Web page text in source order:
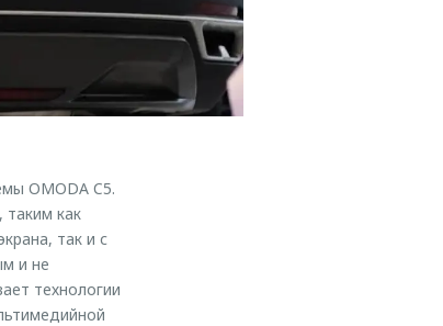
OMODA C5.
как
так и с
и не
технологии